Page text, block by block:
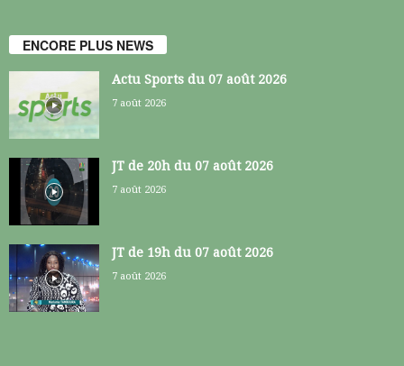
ENCORE PLUS NEWS
Actu Sports du 07 août 2026
7 août 2026
JT de 20h du 07 août 2026
7 août 2026
JT de 19h du 07 août 2026
7 août 2026